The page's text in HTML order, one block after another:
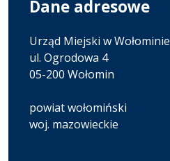
Dane adresowe
Urząd Miejski w Wołominie
ul. Ogrodowa 4
05-200 Wołomin
powiat wołomiński
woj. mazowieckie